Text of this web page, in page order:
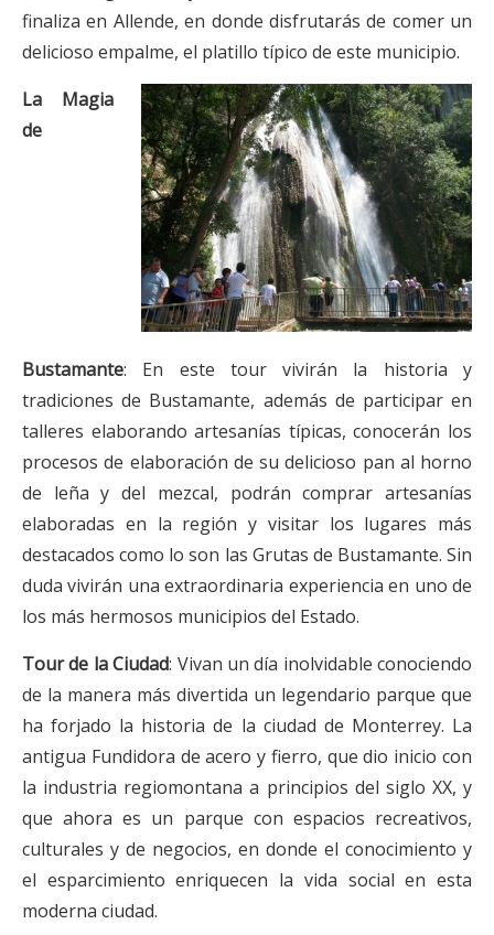
finaliza en Allende, en donde disfrutarás de comer un
delicioso empalme, el platillo típico de este municipio.
La Magia
de
Bustamante: En este tour vivirán la historia y
tradiciones de Bustamante, además de participar en
talleres elaborando artesanías típicas, conocerán los
procesos de elaboración de su delicioso pan al horno
de leña y del mezcal, podrán comprar artesanías
elaboradas en la región y visitar los lugares más
destacados como lo son las Grutas de Bustamante. Sin
duda vivirán una extraordinaria experiencia en uno de
los más hermosos municipios del Estado.
Tour de la Ciudad: Vivan un día inolvidable conociendo
de la manera más divertida un legendario parque que
ha forjado la historia de la ciudad de Monterrey. La
antigua Fundidora de acero y fierro, que dio inicio con
la industria regiomontana a principios del siglo XX, y
que ahora es un parque con espacios recreativos,
culturales y de negocios, en donde el conocimiento y
el esparcimiento enriquecen la vida social en esta
moderna ciudad.